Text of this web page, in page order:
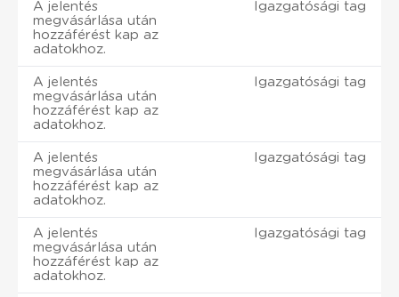
A jelentés
megvásárlása után
hozzáférést kap az
adatokhoz.
Igazgatósági tag
A jelentés
megvásárlása után
hozzáférést kap az
adatokhoz.
Igazgatósági tag
A jelentés
megvásárlása után
hozzáférést kap az
adatokhoz.
Igazgatósági tag
A jelentés
megvásárlása után
hozzáférést kap az
adatokhoz.
Igazgatósági tag